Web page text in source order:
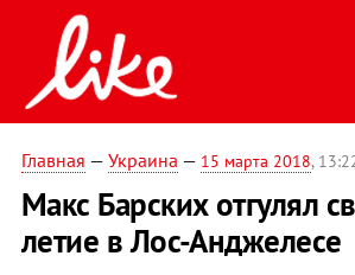
Главная — Украина — 15 марта 2018,
Макс Барских отгулял
летие в Лос-Анджелесе